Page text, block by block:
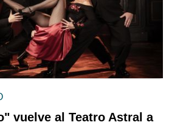
vuelve al Teatro Astral a